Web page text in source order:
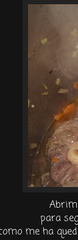
para
me ha